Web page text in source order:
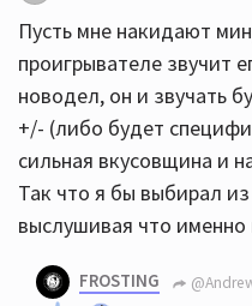
Пусть мне накидают
проигрывателе звучит
новодел, он и звучать
+/- (либо будет
сильная вкусовщина и
Так что я бы выбирал
выслушивая что именно
FROSTING